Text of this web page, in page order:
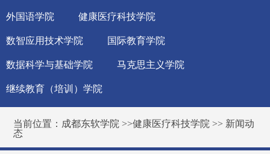
外国语学院 健康医疗科技学院
数智应用技术学院 国际教育学院
数据科学与基础学院 马克思主义学院
继续教育（培训）学院
当前位置： 成都东软学院 >>健康医疗科技学院 >> 新闻动
态